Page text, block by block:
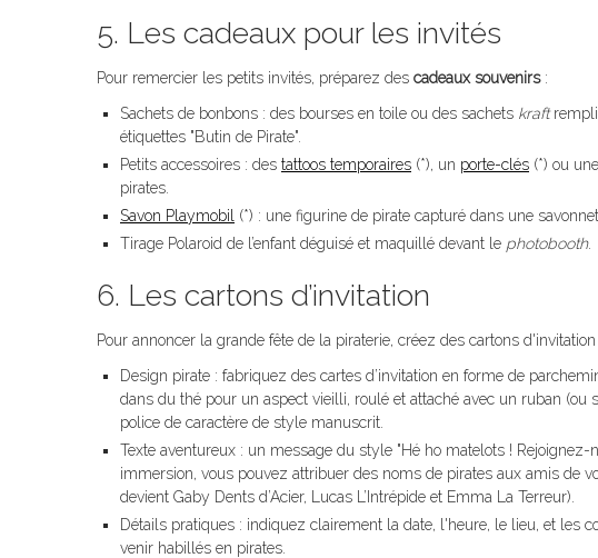
5. Les cadeaux pour les invités
Pour remercier les petits invités, préparez des cadeaux souvenirs:
Sachets de bonbons : des bourses en toile ou des sachets kraft
étiquettes "Butin de Pirate".
Petits accessoires : des tattoos temporaires (*), un porte-clés (*) ou
pirates.
Savon Playmobil (*) : une figurine de pirate capturé dans une
Tirage Polaroid de l’enfant déguisé et maquillé devant le photobooth.
6. Les cartons d’invitation
Pour annoncer la grande fête de la piraterie, créez des cartons
Design pirate : fabriquez des cartes d’invitation en forme de
dans du thé pour un aspect vieilli, roulé et attaché avec un ruban
police de caractère de style manuscrit.
Texte aventureux : un message du style "Hé ho matelots !
immersion, vous pouvez attribuer des noms de pirates aux amis de
devient Gaby Dents d’Acier, Lucas L’Intrépide et Emma La Terreur).
Détails pratiques : indiquez clairement la date, l'heure, le lieu, et les
venir habillés en pirates.